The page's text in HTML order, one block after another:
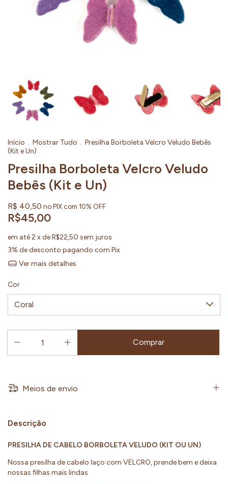
Início . Mostrar Tudo . Presilha Borboleta Velcro Veludo Bebês
(Kit e Un)
Presilha Borboleta Velcro Veludo
Bebês (Kit e Un)
R$ 40,50 no PIX com 10% OFF
R$45,00
em até2 x deR$22,50 sem juros
3% de desconto pagando com Pix
Ver mais detalhes
Cor
Meios de envio
Descrição
PRESILHA DE CABELO BORBOLETA VELUDO (KIT OU UN)
Nossa presilha de cabelo laço com VELCRO, prende bem e deixa
nossas filhas mais lindas